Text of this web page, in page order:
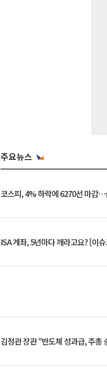
주요뉴스
코스피, 4% 하락에 6270선 마감
ISA 계좌, 5년마다 깨라고요? [이
김정관 장관 “반도체 성과급, 주